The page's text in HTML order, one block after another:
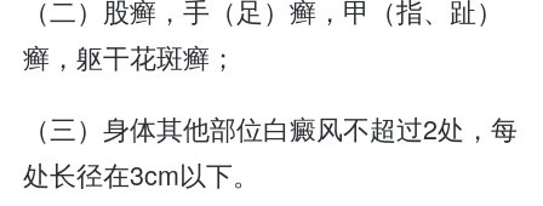
（二）股癣，手（足）癣，甲（指、趾）
癣，躯干花斑癣；
（三）身体其他部位白癜风不超过2处，每
处长径在3cm以下。